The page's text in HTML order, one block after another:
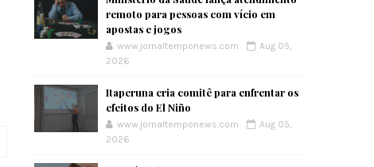
remoto para pessoas com vício em
apostas e jogos
www.jornaltemponews.com
Aug 05,
2026
Itaperuna cria comitê para enfrentar os
efeitos do El Niño
www.jornaltemponews.com
Aug 05,
2026